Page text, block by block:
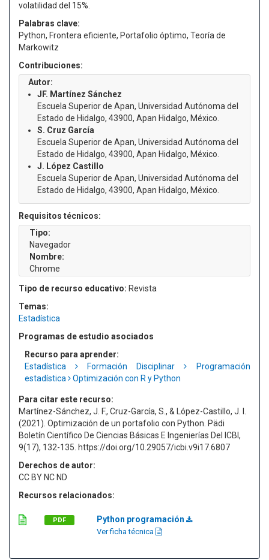
volatilidad del 15%.
Palabras clave:
Python, Frontera eficiente, Portafolio óptimo, Teoría de
Markowitz
Contribuciones:
Autor:
JF. Martínez Sánchez
Escuela Superior de Apan, Universidad Autónoma del
Estado de Hidalgo, 43900, Apan Hidalgo, México.
S. Cruz García
Escuela Superior de Apan, Universidad Autónoma del
Estado de Hidalgo, 43900, Apan Hidalgo, México.
J. López Castillo
Escuela Superior de Apan, Universidad Autónoma del
Estado de Hidalgo, 43900, Apan Hidalgo, México.
Requisitos técnicos:
Tipo:
Navegador
Nombre:
Chrome
Tipo de recurso educativo: Revista
Temas:
Estadística
Programas de estudio asociados
Recurso para aprender:
Estadística
Formación Disciplinar
Programación
estadística
Optimización con R y Python
Para citar este recurso:
Martínez-Sánchez, J. F., Cruz-García, S., & López-Castillo, J. I.
(2021). Optimización de un portafolio con Python. Pädi
Boletín Científico De Ciencias Básicas E Ingenierías Del ICBI,
9(17), 132-135. https://doi.org/10.29057/icbi.v9i17.6807
Derechos de autor:
CC BY NC ND
Recursos relacionados:
PDF Python programación
Ver ficha técnica